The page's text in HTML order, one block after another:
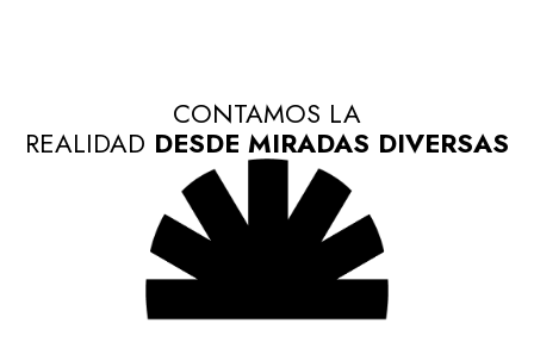
CONTAMOS LA
REALIDAD DESDE MIRADAS DIVERSAS